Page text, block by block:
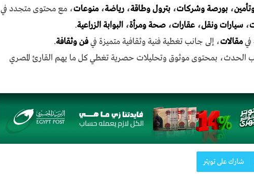
، بورصة وشركات، بترول وطاقة، رياضة،منوعات، مع محتوى متجدد في
، سيارات ونقل، عقارات، صحة ومرأة، البوابة الزراعية.
فيمقالات، إلى جانب تغطية فنية وثقافية متميزة فيفن وثقافة.
الحدث، بمحتوى موثوق وتحليلات حصرية تغطي كل ما يهم القارئ المصري
شارك على تويتر